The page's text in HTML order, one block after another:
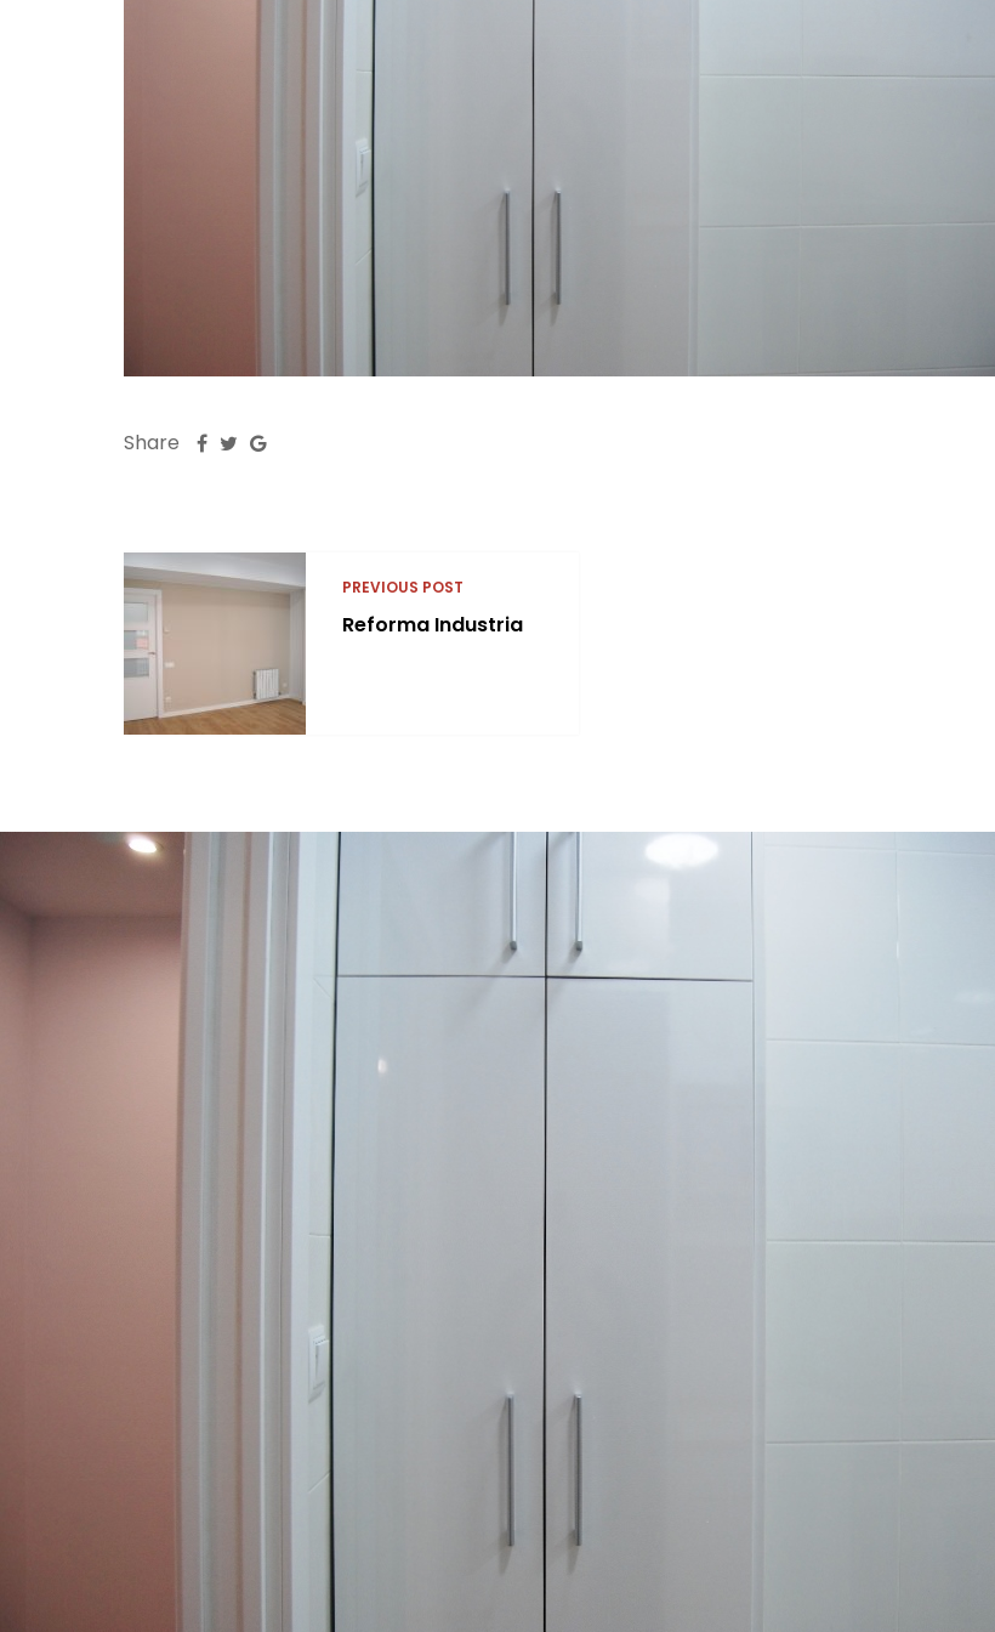
Share
PREVIOUS POST
Reforma Industria